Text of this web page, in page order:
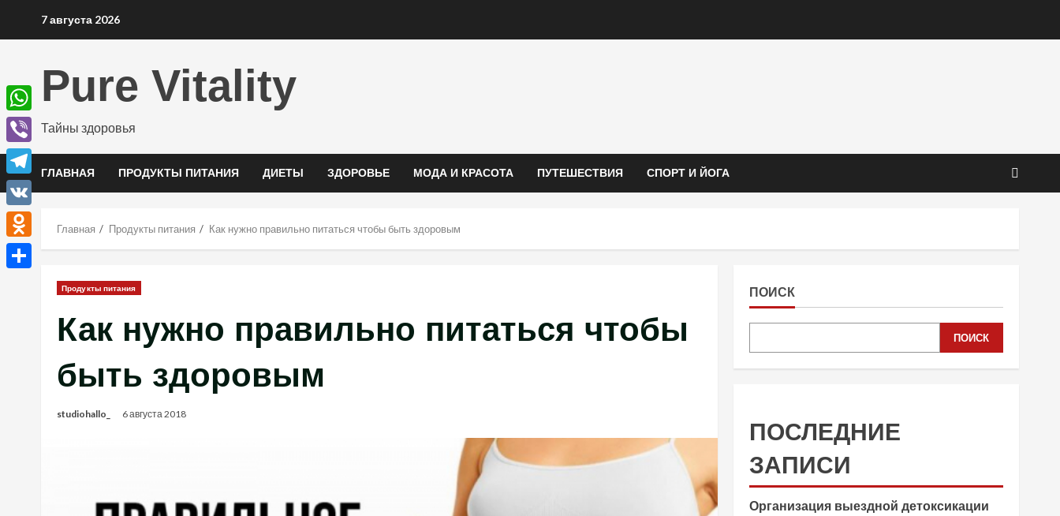
7 августа 2026
Pure Vitality
Тайны здоровья
ГЛАВНАЯ ПРОДУКТЫ ПИТАНИЯ ДИЕТЫ ЗДОРОВЬЕ МОДА И КРАСОТА ПУТЕШЕСТВИЯ СПОРТ И ЙОГА
Главная Продукты питания Как нужно правильно питаться чтобы быть здоровым
Продукты питания
Как нужно правильно питаться чтобы
быть здоровым
studiohallo_ 6 августа 2018
ПОИСК
ПОИСК
ПОСЛЕДНИЕ
ЗАПИСИ
Организация выездной детоксикации
WhatsApp
Viber
Telegram
VK
Odnoklassniki
Отправить